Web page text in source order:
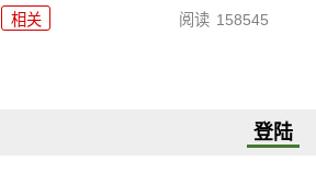
相关 阅读 158545
登陆